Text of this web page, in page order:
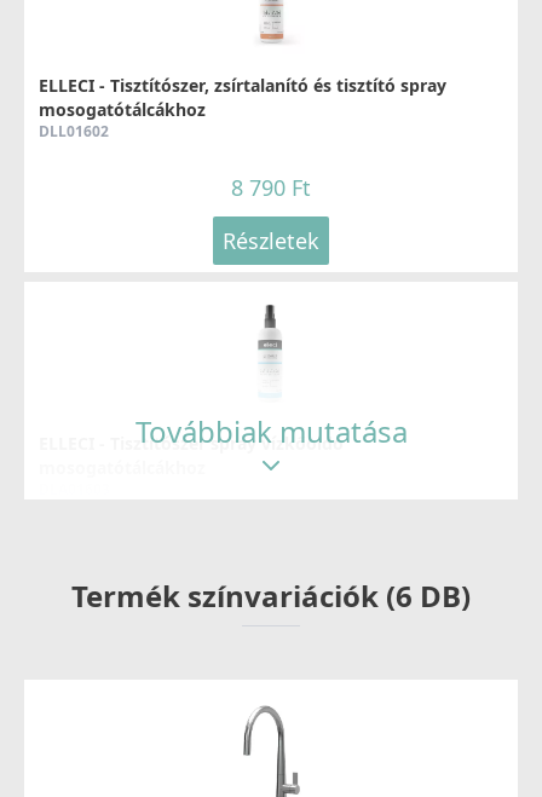
ELLECI - Tisztítószer, zsírtalanító és tisztító spray
mosogatótálcákhoz
DLL01602
8 790 Ft
Részletek
ELLECI - Tisztítószer spray vízkőoldó
Részletek
Továbbiak mutatása
Termék színvariációk (6 DB)